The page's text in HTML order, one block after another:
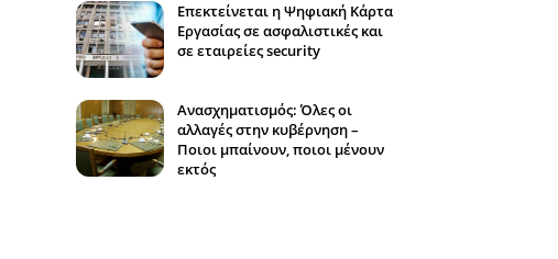
Επεκτείνεται η Ψηφιακή Κάρτα
Εργασίας σε ασφαλιστικές και
σε εταιρείες security
Ανασχηματισμός: Όλες οι
αλλαγές στην κυβέρνηση –
Ποιοι μπαίνουν, ποιοι μένουν
εκτός